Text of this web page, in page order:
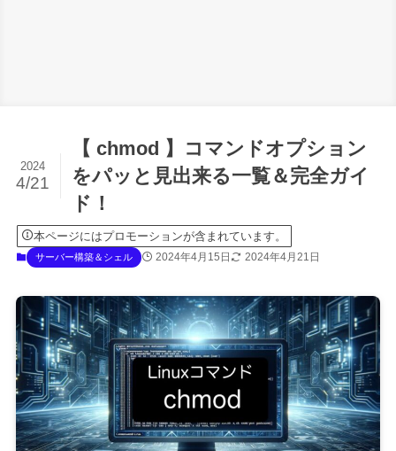
【 chmod 】コマンドオプション
をパッと見出来る一覧＆完全ガイ
ド！
2024
4/21
本ページにはプロモーションが含まれています。
サーバー構築＆シェル 2024年4月15日 2024年4月21日